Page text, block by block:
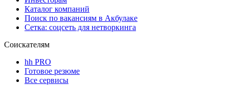
Каталог компаний
Поиск по вакансиям в Акбулаке
Сетка: соцсеть для нетворкинга
Соискателям
hh PRO
Готовое резюме
Все сервисы